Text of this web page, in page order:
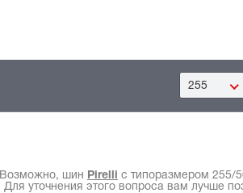
255
Возможно, шин Pirelli с типоразмером 255/
Для уточнения этого вопроса вам лучше